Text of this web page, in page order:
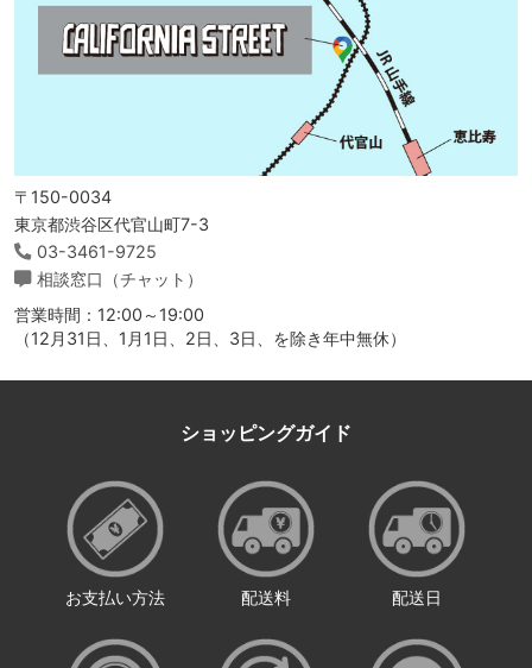
〒150-0034
東京都渋谷区代官山町7-3
03-3461-9725
相談窓口（チャット）
営業時間：12:00～19:00
（12月31日、1月1日、2日、3日、を除き年中無休）
ショッピングガイド
お支払い方法 配送料 配送日